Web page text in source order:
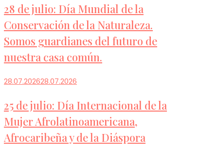
28 de julio: Día Mundial de la
Conservación de la Naturaleza.
Somos guardianes del futuro de
nuestra casa común.
28.07.202628.07.2026
25 de julio: Día Internacional de la
Mujer Afrolatinoamericana,
Afrocaribeña y de la Diáspora